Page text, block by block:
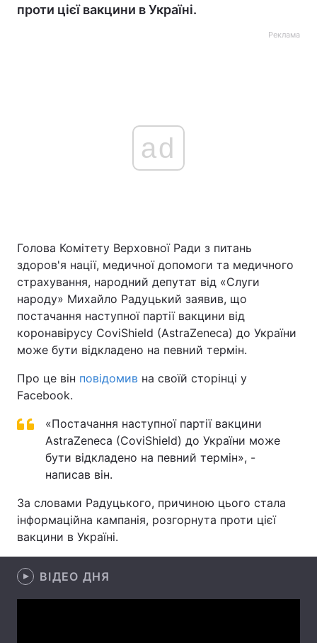
Україна Політика
Економіка
Спорт Наука
Техно і зв'язок Лайт
Здоров'я
Цікавинки Погода
Екологія Регіони
Відео з Youtube
Інтерв'ю
Архів Вакансії
проти цієї вакцини в Україні.
Реклама
ad
Голова Комітету Верховної Ради з питань
здоров'я нації, медичної допомоги та медичного
страхування, народний депутат від «Слуги
народу» Михайло Радуцький заявив, що
постачання наступної партії вакцини від
коронавірусу CoviShield (AstraZeneca) до України
може бути відкладено на певний термін.
Про це він повідомив на своїй сторінці у
Facebook.
«Постачання наступної партії вакцини
AstraZeneca (CoviShield) до України може
бути відкладено на певний термін», -
написав він.
За словами Радуцького, причиною цього стала
інформаційна кампанія, розгорнута проти цієї
вакцини в Україні.
ВІДЕО ДНЯ